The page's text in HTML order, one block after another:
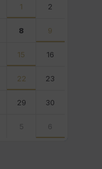
1 2
8 9
15 16
22 23
29 30
5 6